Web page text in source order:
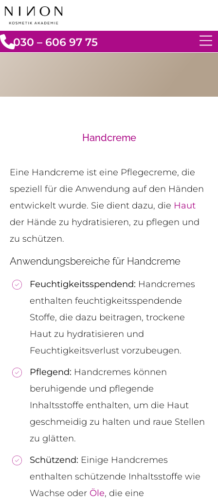
030 – 606 97 75
Handcreme
Eine Handcreme ist eine Pflegecreme, die
speziell für die Anwendung auf den Händen
entwickelt wurde. Sie dient dazu, die Haut
der Hände zu hydratisieren, zu pflegen und
zu schützen.
Anwendungsbereiche für Handcreme
Feuchtigkeitsspendend: Handcremes
enthalten feuchtigkeitsspendende
Stoffe, die dazu beitragen, trockene
Haut zu hydratisieren und
Feuchtigkeitsverlust vorzubeugen.
Pflegend: Handcremes können
beruhigende und pflegende
Inhaltsstoffe enthalten, um die Haut
geschmeidig zu halten und raue Stellen
zu glätten.
Schützend: Einige Handcremes
enthalten schützende Inhaltsstoffe wie
Wachse oder Öle, die eine